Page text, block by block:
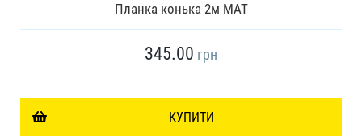
Планка конька 2м МАТ
345.00 грн
КУПИТИ